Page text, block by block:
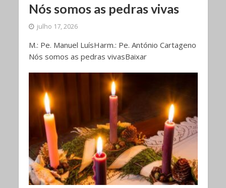
Nós somos as pedras vivas
julho 17, 2026
M.: Pe. Manuel LuísHarm.: Pe. António Cartageno
Nós somos as pedras vivasBaixar